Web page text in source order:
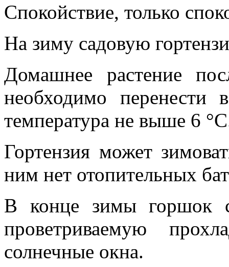
Спокойствие, только
На зиму садовую
Домашнее растение
необходимо
температура не выше 6
Гортензия может
ним нет отопительных
В конце зимы горшок
проветриваемую
солнечные окна.